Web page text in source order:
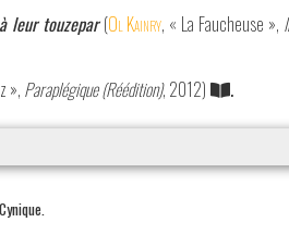
leur touzepar (Ol Kainry, « La Faucheuse »,
», Paraplégique (Réédition), 2012) .